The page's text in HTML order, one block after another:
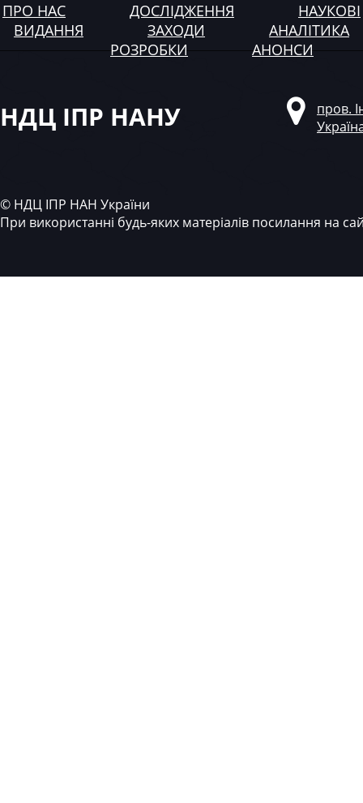
ПРО НАС ДОСЛІДЖЕННЯ
НАУКОВІ
ВИДАННЯ
ЗАХОДИ
АНАЛІТИКА
РОЗРОБКИ
АНОНСИ
НДЦ ІПР НАНУ
пров.
© НДЦ ІПР НАН України
При використанні будь-яких матеріалів посилання на